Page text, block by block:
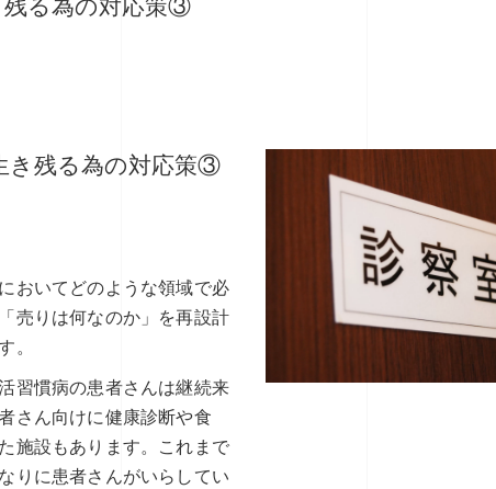
る為の対応策③
き残る為の対応策③
おいてどのような領域で必
売りは何なのか」を再設計
。
習慣病の患者さんは継続来
さん向けに健康診断や食
施設もあります。これまで
りに患者さんがいらしてい